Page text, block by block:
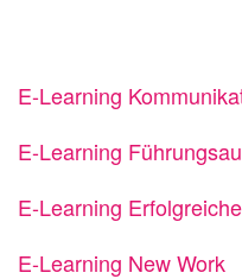
E-Learning
E-Learning
E-Learning
E-Learning New Work